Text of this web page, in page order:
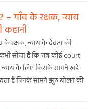
– गाँव के रक्षक, न्याय
के रक्षक, न्याय के देवता की
सोचा है कि जब कोई court
न्याय के लिए किसके सामने खड़े
हैं जिनके सामने झूठ बोलने की